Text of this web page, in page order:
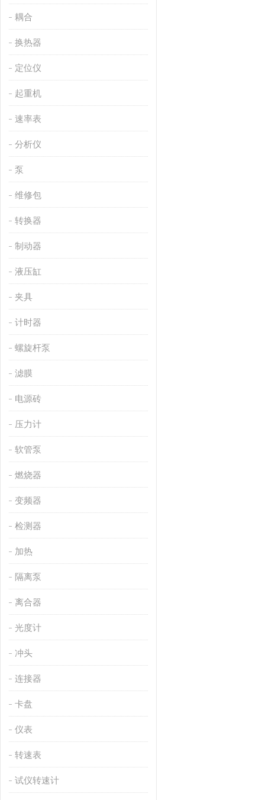
耦合
换热器
定位仪
起重机
速率表
分析仪
泵
维修包
转换器
制动器
液压缸
夹具
计时器
螺旋杆泵
滤膜
电源砖
压力计
软管泵
燃烧器
变频器
检测器
加热
隔离泵
离合器
光度计
冲头
连接器
卡盘
仪表
转速表
试仪转速计